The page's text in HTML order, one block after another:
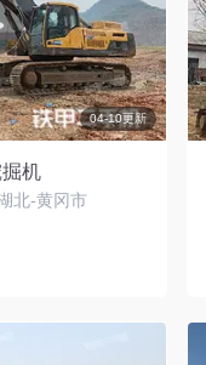
04-10更新
机
北-黄冈市